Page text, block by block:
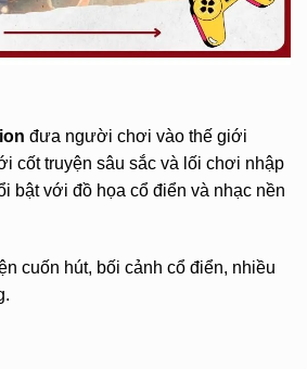
đưa người chơi vào thế giới
cốt truyện sâu sắc và lối chơi nhập
bật với đồ họa cổ điển và nhạc nền
cuốn hút, bối cảnh cổ điển, nhiều